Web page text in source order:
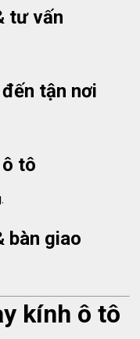
tư vấn
tận nơi
tô
bàn giao
kính ô tô